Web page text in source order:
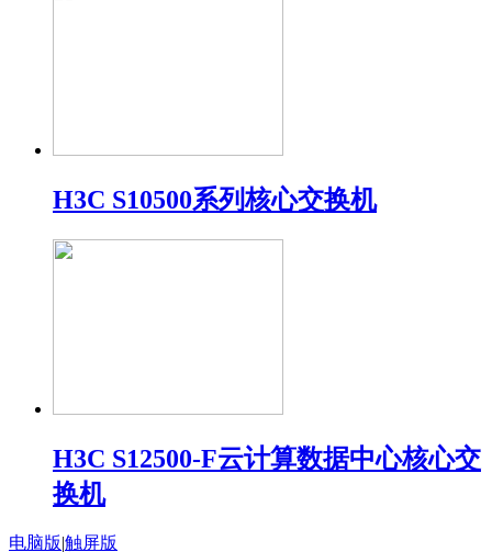
H3C S10500系列核心交换机
H3C S12500-F云计算数据中心核心交
换机
电脑版 触屏版